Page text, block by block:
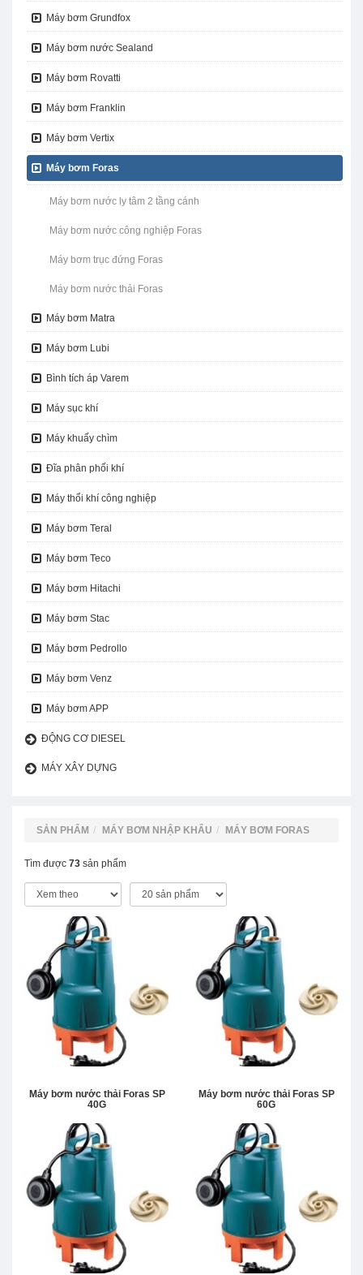
Máy bơm Grundfox
Máy bơm nước Sealand
Máy bơm Rovatti
Máy bơm Franklin
Máy bơm Vertix
Máy bơm Foras
Máy bơm nước ly tâm 2 tầng cánh
Máy bơm nước công nghiệp Foras
Máy bơm trục đứng Foras
Máy bơm nước thải Foras
Máy bơm Matra
Máy bơm Lubi
Bình tích áp Varem
Máy sục khí
Máy khuấy chìm
Đĩa phân phối khí
Máy thổi khí công nghiệp
Máy bơm Teral
Máy bơm Teco
Máy bơm Hitachi
Máy bơm Stac
Máy bơm Pedrollo
Máy bơm Venz
Máy bơm APP
ĐỘNG CƠ DIESEL
MÁY XÂY DỰNG
SẢN PHẨM MÁY BƠM NHẬP KHẨU MÁY BƠM FORAS
Tìm được 73 sản phẩm
Máy bơm nước thải Foras SP
40G
Máy bơm nước thải Foras SP
60G